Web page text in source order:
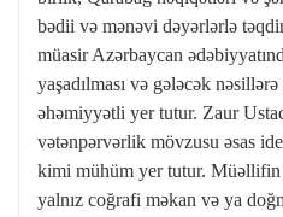
bədii və mənəvi dəyərlərlə
müasir Azərbaycan
yaşadılması və gələcək
əhəmiyyətli yer tutur. Zaur Ustac
vətənpərvərlik mövzusu əsas
kimi mühüm yer tutur. Müəllifin
yalnız coğrafi məkan və ya